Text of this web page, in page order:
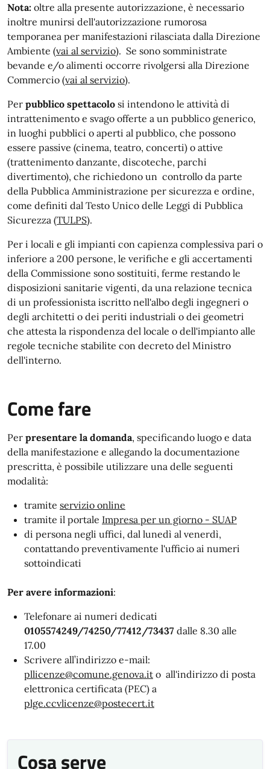
Nota: oltre alla presente autorizzazione, è necessario
inoltre munirsi dell'autorizzazione rumorosa
temporanea per manifestazioni rilasciata dalla Direzione
Ambiente (vai al servizio). Se sono somministrate
bevande e/o alimenti occorre rivolgersi alla Direzione
Commercio (vai al servizio).
Per pubblico spettacolo si intendono le attività di
intrattenimento e svago offerte a un pubblico generico,
in luoghi pubblici o aperti al pubblico, che possono
essere passive (cinema, teatro, concerti) o attive
(trattenimento danzante, discoteche, parchi
divertimento), che richiedono un controllo da parte
della Pubblica Amministrazione per sicurezza e ordine,
come definiti dal Testo Unico delle Leggi di Pubblica
Sicurezza (TULPS).
Per i locali e gli impianti con capienza complessiva pari o
inferiore a 200 persone, le verifiche e gli accertamenti
della Commissione sono sostituiti, ferme restando le
disposizioni sanitarie vigenti, da una relazione tecnica
di un professionista iscritto nell'albo degli ingegneri o
degli architetti o dei periti industriali o dei geometri
che attesta la rispondenza del locale o dell'impianto alle
regole tecniche stabilite con decreto del Ministro
dell'interno.
Come fare
Per presentare la domanda, specificando luogo e data
della manifestazione e allegando la documentazione
prescritta, è possibile utilizzare una delle seguenti
modalità:
tramite servizio online
tramite il portale Impresa per un giorno - SUAP
di persona negli uffici, dal lunedì al venerdì,
contattando preventivamente l'ufficio ai numeri
sottoindicati
Per avere informazioni:
Telefonare ai numeri dedicati
0105574249/74250/77412/73437 dalle 8.30 alle
17.00
Scrivere all’indirizzo e-mail:
pllicenze@comune.genova.it o all'indirizzo di posta
elettronica certificata (PEC) a
plge.ccvlicenze@postecert.it
Cosa serve